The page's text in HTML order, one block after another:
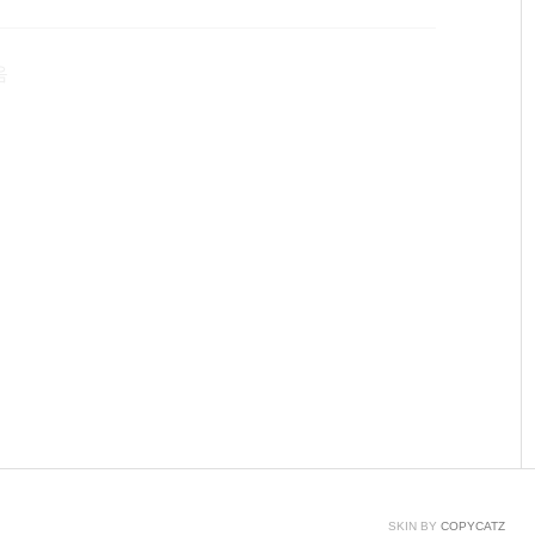
크 프로세서를 지원하며 M-ATX 규격..
SKIN BY COPYCATZ